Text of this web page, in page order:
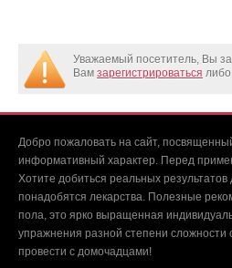
Уважаемый посетитель, Вы
Вам зарегистрироваться
Добро пожаловать на сайт,
информативный характер. Перед
Хотите добиться реальных
понадобятся лекарства. Полезные
пола, это ярко выращенная
упражнения разной степени
провести с домочадцами!